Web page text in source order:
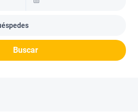
Buscar